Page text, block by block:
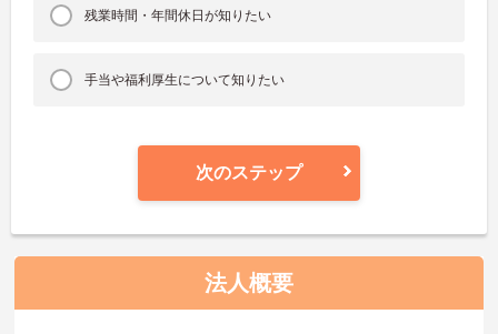
残業時間・年間休日が知りたい
手当や福利厚生について知りたい
次のステップ
法人概要